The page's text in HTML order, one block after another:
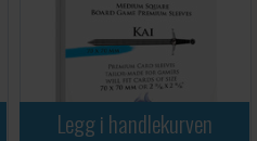
Legg i handlekurven